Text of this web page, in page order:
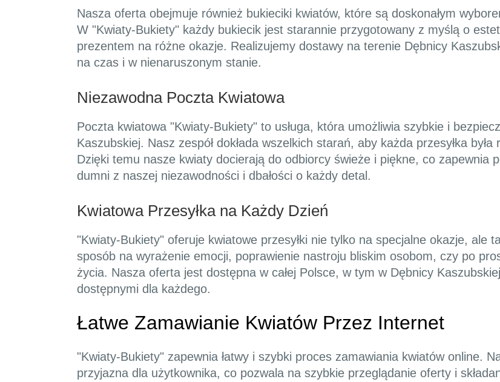
Nasza oferta obejmuje również bukieciki kwiatów, które są doskonałym
W "Kwiaty-Bukiety" każdy bukiecik jest starannie przygotowany z myślą o
prezentem na różne okazje. Realizujemy dostawy na terenie Dębnicy
na czas i w nienaruszonym stanie.
Niezawodna Poczta Kwiatowa
Poczta kwiatowa "Kwiaty-Bukiety" to usługa, która umożliwia szybkie i
Kaszubskiej. Nasz zespół dokłada wszelkich starań, aby każda przesyłka
Dzięki temu nasze kwiaty docierają do odbiorcy świeże i piękne, co zapewnia
dumni z naszej niezawodności i dbałości o każdy detal.
Kwiatowa Przesyłka na Każdy Dzień
"Kwiaty-Bukiety" oferuje kwiatowe przesyłki nie tylko na specjalne okazje, ale
sposób na wyrażenie emocji, poprawienie nastroju bliskim osobom, czy po
życia. Nasza oferta jest dostępna w całej Polsce, w tym w Dębnicy
dostępnymi dla każdego.
Łatwe Zamawianie Kwiatów Przez Internet
"Kwiaty-Bukiety" zapewnia łatwy i szybki proces zamawiania kwiatów online.
przyjazna dla użytkownika, co pozwala na szybkie przeglądanie oferty i